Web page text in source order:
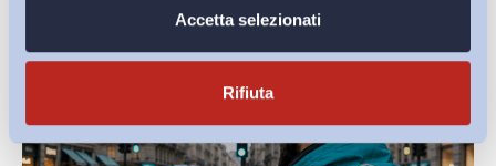
Accetta selezionati
Rifiuta